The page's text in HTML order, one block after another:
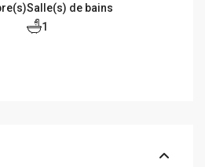
Salle(s) de bains
1